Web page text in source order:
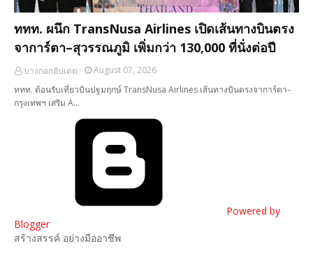
ททท. ผนึก TransNusa Airlines เปิดเส้นทางบินตรง
จาการ์ตา–สุวรรณภูมิ เพิ่มกว่า 130,000 ที่นั่งต่อปี
บางกอกอัปเดต
August 07, 2026
ททท. ต้อนรับเที่ยวบินปฐมฤกษ์ TransNusa Airlines เส้นทางบินตรงจาการ์ตา–
กรุงเทพฯ เสริม A…
Powered by
Blogger
สร้างสรรค์ อย่างมืออาชีพ